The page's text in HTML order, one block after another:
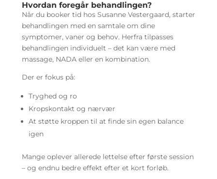
Hvordan foregår behandlingen?
Når du booker tid hos Susanne Vestergaard, starter
behandlingen med en samtale om dine
symptomer, vaner og behov. Herfra tilpasses
behandlingen individuelt – det kan være med
massage, NADA eller en kombination.
Der er fokus på:
Tryghed og ro
Kropskontakt og nærvær
At støtte kroppen til at finde sin egen balance
igen
Mange oplever allerede lettelse efter første session
– og endnu bedre effekt efter et kort forløb.